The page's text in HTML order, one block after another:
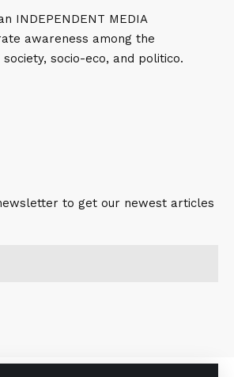
INDEPENDENT MEDIA
awareness among the
socio-eco, and politico.
to get our newest articles